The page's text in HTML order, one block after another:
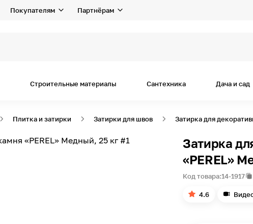
Покупателям Партнёрам
Строительные материалы Сантехника Дача и сад
Плитка и затирки Затирки для швов Затирка для
Затирка
«PEREL»
Код товара:14-1917
4.6